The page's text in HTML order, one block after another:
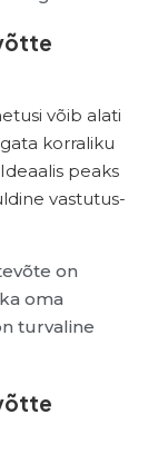
võib alati
korraliku
peaks
vastutus-
on
oma
turvaline